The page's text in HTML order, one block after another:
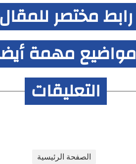
رابط مختصر للمقال
مواضيع مهمة
التعليقات
الصفحة الرئيسية